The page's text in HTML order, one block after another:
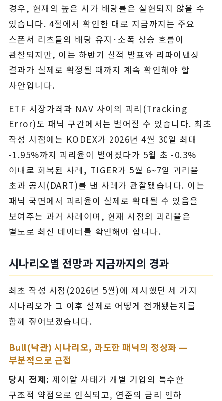
경우, 현재의 높은 시가 배당률은 실현되지 않을 수
있습니다. 4절에서 확인한 대로 지금까지는 주요
스폰서 리츠들의 배당 유지·소폭 상승 흐름이
관찰되지만, 이는 하반기 실적 발표와 리파이낸싱
결과가 실제로 확정될 때까지 계속 확인해야 할
사안입니다.
ETF 시장가격과 NAV 사이의 괴리(Tracking
Error)도 패닉 구간에서는 벌어질 수 있습니다. 최초
작성 시점에는 KODEX가 2026년 4월 30일 최대
-1.95%까지 괴리율이 벌어졌다가 5월 초 -0.3%
이내로 회복된 사례, TIGER가 5월 6~7일 괴리율
초과 공시(DART)를 낸 사례가 관찰됐습니다. 이는
패닉 국면에서 괴리율이 실제로 확대될 수 있음을
보여주는 과거 사례이며, 현재 시점의 괴리율은
별도로 최신 데이터를 확인해야 합니다.
시나리오별 전망과 지금까지의 경과
최초 작성 시점(2026년 5월)에 제시했던 세 가지
시나리오가 그 이후 실제로 어떻게 전개됐는지를
함께 짚어보겠습니다.
Bull(낙관) 시나리오, 과도한 패닉의 정상화 —
부분적으로 근접
당시 전제: 제이알 사태가 개별 기업의 특수한
구조적 약점으로 인식되고, 연준의 금리 인하